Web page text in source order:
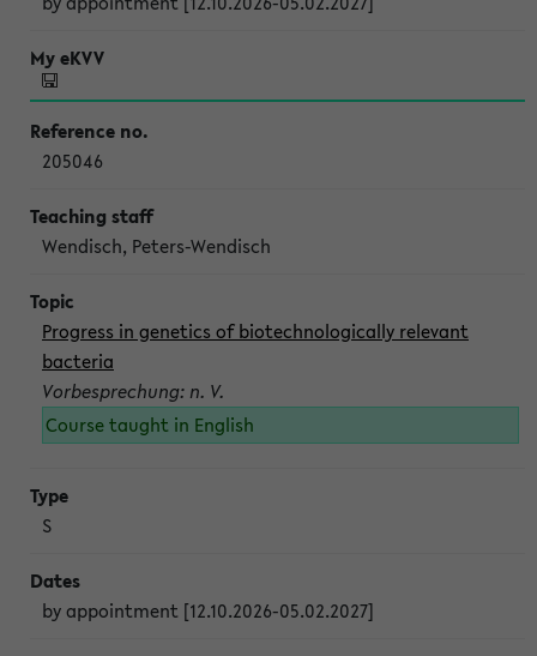
205046
Wendisch, Peters-Wendisch
Progress in genetics of biotechnologically relevant
bacteria
Vorbesprechung: n. V.
Course taught in English
S
by appointment [12.10.2026-05.02.2027]